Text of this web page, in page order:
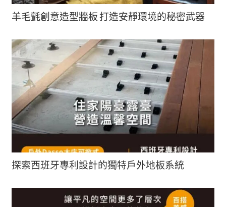
羊毛氈創意造型牆板 打造安靜環境的秘密武器
探索西班牙專利設計的獨特戶外地板系統